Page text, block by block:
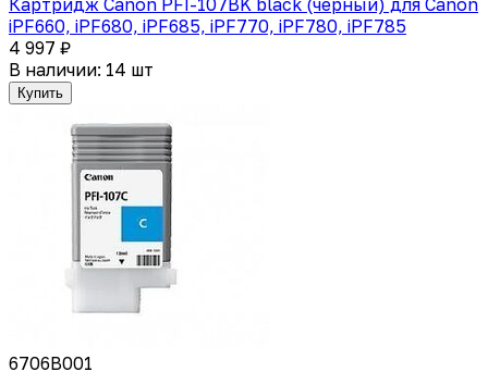
Картридж Canon PFI-107BK black (черный) для Canon
iPF660, iPF680, iPF685, iPF770, iPF780, iPF785
4 997 ₽
В наличии: 14 шт
Купить
6706B001